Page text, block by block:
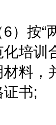
按“两
化培训
材料，
书;